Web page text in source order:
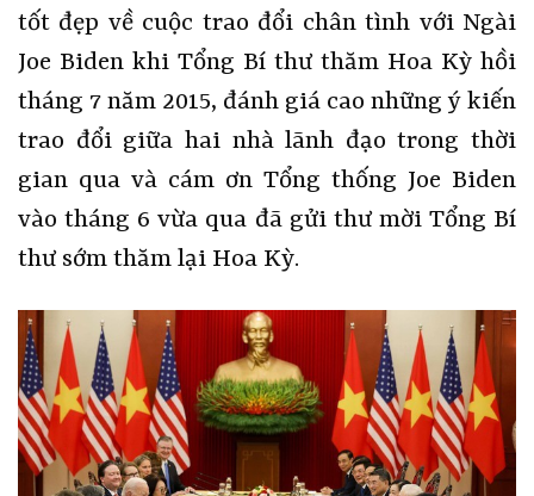
tốt đẹp về cuộc trao đổi chân tình với Ngài
Joe Biden khi Tổng Bí thư thăm Hoa Kỳ hồi
tháng 7 năm 2015, đánh giá cao những ý kiến
trao đổi giữa hai nhà lãnh đạo trong thời
gian qua và cám ơn Tổng thống Joe Biden
vào tháng 6 vừa qua đã gửi thư mời Tổng Bí
thư sớm thăm lại Hoa Kỳ.